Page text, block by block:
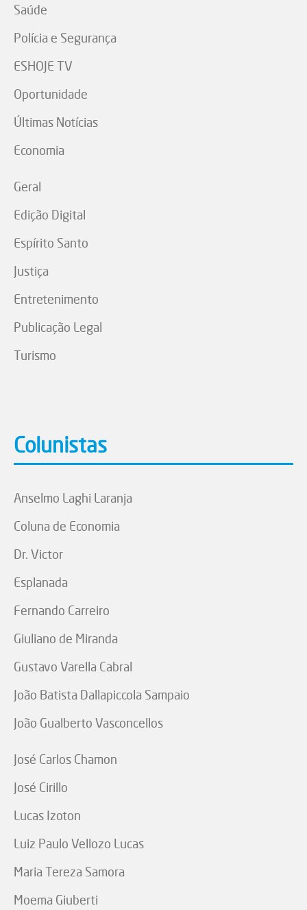
Saúde
Polícia e Segurança
ESHOJE TV
Oportunidade
Últimas Notícias
Economia
Geral
Edição Digital
Espírito Santo
Justiça
Entretenimento
Publicação Legal
Turismo
Colunistas
Anselmo Laghi Laranja
Coluna de Economia
Dr. Victor
Esplanada
Fernando Carreiro
Giuliano de Miranda
Gustavo Varella Cabral
João Batista Dallapiccola Sampaio
João Gualberto Vasconcellos
José Carlos Chamon
José Cirillo
Lucas Izoton
Luiz Paulo Vellozo Lucas
Maria Tereza Samora
Moema Giuberti